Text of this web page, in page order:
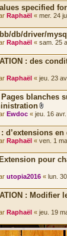
specified
Raphaël « mer. 24
db/driver/
Raphaël « sam. 25
: des
Raphaël « jeu. 23
Pages blanches
F
c
h
i
r
(
)
o
i
t
s
)
Ewdoc « jeu. 16
: d’extensions
Raphaël « ven. 1
Extension pour
utopia2016 « lun.
: Modifier
Raphaël « jeu. 19